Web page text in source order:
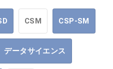
CSM CSP-SM
データサイエンス